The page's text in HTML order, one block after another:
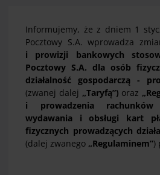
Informujemy, że z dniem 1
Pocztowy S.A. wprowadza
i prowizji bankowych
Pocztowy S.A. dla osób
działalność gospodarczą -
(zwanej dalej „Taryfą”) oraz
i prowadzenia rachunków
wydawania i obsługi kart
fizycznych prowadzących
(dalej zwanego „Regulaminem”)